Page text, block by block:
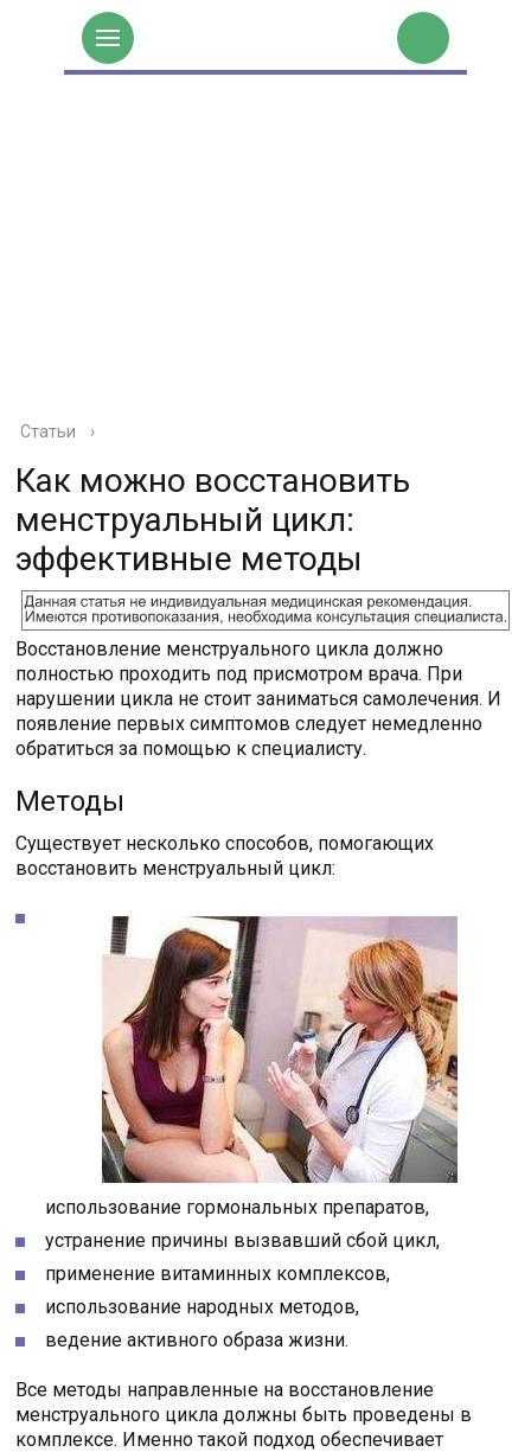
Статьи ›
Как можно восстановить
менструальный цикл:
эффективные методы
Восстановление менструального цикла должно
полностью проходить под присмотром врача. При
нарушении цикла не стоит заниматься самолечения. И
появление первых симптомов следует немедленно
обратиться за помощью к специалисту.
Методы
Существует несколько способов, помогающих
восстановить менструальный цикл:
использование гормональных препаратов,
устранение причины вызвавший сбой цикл,
применение витаминных комплексов,
использование народных методов,
ведение активного образа жизни.
Все методы направленные на восстановление
менструального цикла должны быть проведены в
комплексе. Именно такой подход обеспечивает